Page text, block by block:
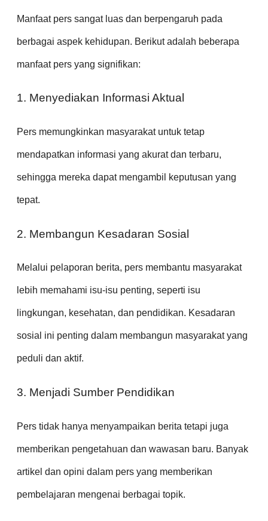
Manfaat pers sangat luas dan berpengaruh pada
berbagai aspek kehidupan. Berikut adalah beberapa
manfaat pers yang signifikan:
1. Menyediakan Informasi Aktual
Pers memungkinkan masyarakat untuk tetap
mendapatkan informasi yang akurat dan terbaru,
sehingga mereka dapat mengambil keputusan yang
tepat.
2. Membangun Kesadaran Sosial
Melalui pelaporan berita, pers membantu masyarakat
lebih memahami isu-isu penting, seperti isu
lingkungan, kesehatan, dan pendidikan. Kesadaran
sosial ini penting dalam membangun masyarakat yang
peduli dan aktif.
3. Menjadi Sumber Pendidikan
Pers tidak hanya menyampaikan berita tetapi juga
memberikan pengetahuan dan wawasan baru. Banyak
artikel dan opini dalam pers yang memberikan
pembelajaran mengenai berbagai topik.